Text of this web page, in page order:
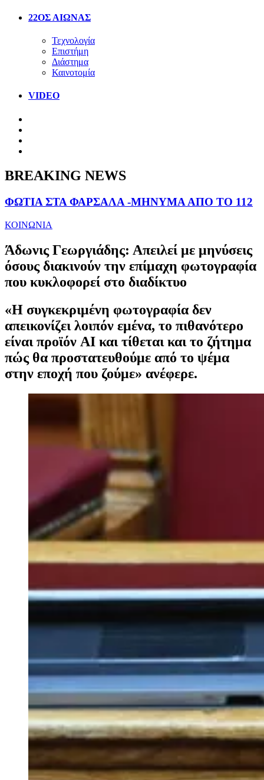
22ΟΣ ΑΙΩΝΑΣ
Τεχνολογία
Επιστήμη
Διάστημα
Καινοτομία
VIDEO
BREAKING NEWS
ΦΩΤΙΑ ΣΤΑ ΦΑΡΣΑΛΑ -ΜΗΝΥΜΑ ΑΠΟ ΤΟ 112
ΚΟΙΝΩΝΙΑ
Άδωνις Γεωργιάδης: Απειλεί με μηνύσεις
όσους διακινούν την επίμαχη φωτογραφία
που κυκλοφορεί στο διαδίκτυο
«Η συγκεκριμένη φωτογραφία δεν
απεικονίζει λοιπόν εμένα, το πιθανότερο
είναι προϊόν AI και τίθεται και το ζήτημα
πώς θα προστατευθούμε από το ψέμα
στην εποχή που ζούμε» ανέφερε.